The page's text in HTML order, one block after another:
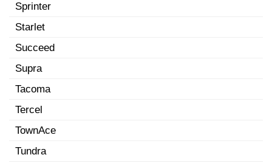
Sprinter
Starlet
Succeed
Supra
Tacoma
Tercel
TownAce
Tundra